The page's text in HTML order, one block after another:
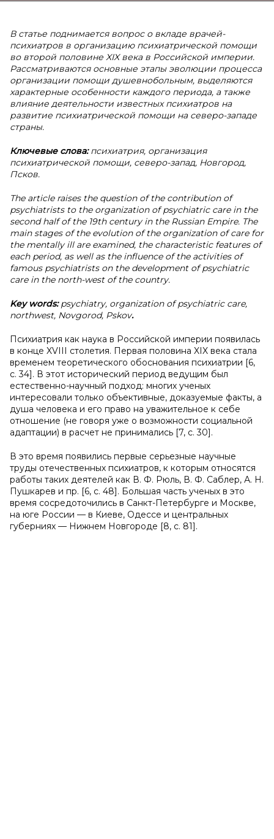
В статье поднимается вопрос о вкладе врачей-
психиатров в организацию психиатрической помощи
во второй половине XIX века в Российской империи.
Рассматриваются основные этапы эволюции процесса
организации помощи душевнобольным, выделяются
характерные особенности каждого периода, а также
влияние деятельности известных психиатров на
развитие психиатрической помощи на северо-западе
страны.
Ключевые слова:психиатрия, организация
психиатрической помощи, северо-запад, Новгород,
Псков.
The article raises the question of the contribution of
psychiatrists to the organization of psychiatric care in the
second half of the 19th century in the Russian Empire. The
main stages of the evolution of the organization of care for
the mentally ill are examined, the characteristic features of
each period, as well as the influence of the activities of
famous psychiatrists on the development of psychiatric
care in the north-west of the country.
Key words:psychiatry, organization of psychiatric care,
northwest, Novgorod, Pskov.
Психиатрия как наука в Российской империи появилась
в конце XVIII столетия. Первая половина XIX века стала
временем теоретического обоснования психиатрии [6,
с. 34]. В этот исторический период ведущим был
естественно-научный подход: многих ученых
интересовали только объективные, доказуемые факты, а
душа человека и его право на уважительное к себе
отношение (не говоря уже о возможности социальной
адаптации) в расчет не принимались [7, с. 30].
В это время появились первые серьезные научные
труды отечественных психиатров, к которым относятся
работы таких деятелей как В. Ф. Рюль, В. Ф. Саблер, А. Н.
Пушкарев и пр. [6, с. 48]. Большая часть ученых в это
время сосредоточились в Санкт-Петербурге и Москве,
на юге России — в Киеве, Одессе и центральных
губерниях — Нижнем Новгороде [8, с. 81].